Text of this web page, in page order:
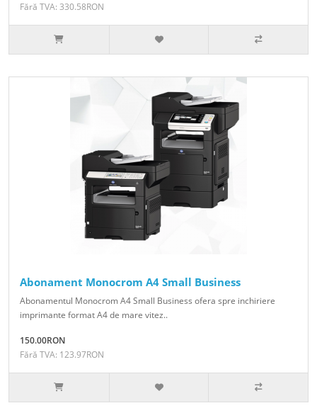
Fără TVA: 330.58RON
Abonament Monocrom A4 Small Business
Abonamentul Monocrom A4 Small Business ofera spre inchiriere
imprimante format A4 de mare vitez..
150.00RON
Fără TVA: 123.97RON